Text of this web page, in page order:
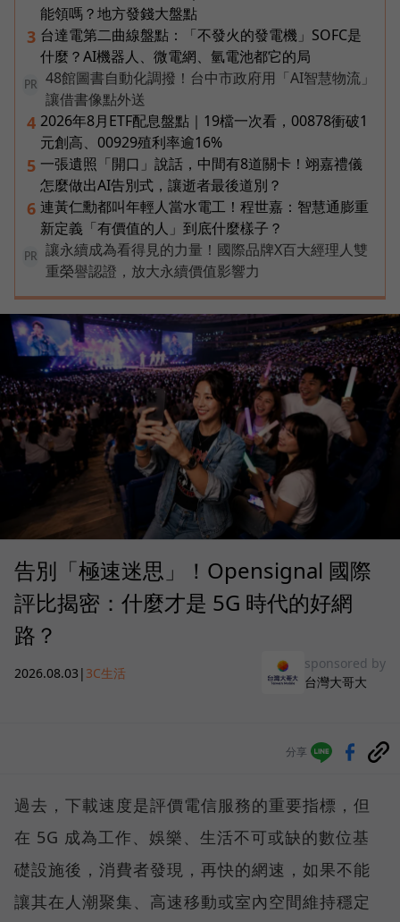
能領嗎？地方發錢大盤點
3 台達電第二曲線盤點：「不發火的發電機」SOFC是
什麼？AI機器人、微電網、氫電池都它的局
PR
48館圖書自動化調撥！台中市政府用「AI智慧物流」
讓借書像點外送
4 2026年8月ETF配息盤點｜19檔一次看，00878衝破1
元創高、00929殖利率逾16%
5 一張遺照「開口」說話，中間有8道關卡！翊嘉禮儀
怎麼做出AI告別式，讓逝者最後道別？
6 連黃仁勳都叫年輕人當水電工！程世嘉：智慧通膨重
新定義「有價值的人」到底什麼樣子？
PR
讓永續成為看得見的力量！國際品牌X百大經理人雙
重榮譽認證，放大永續價值影響力
告別「極速迷思」！Opensignal 國際
評比揭密：什麼才是 5G 時代的好網
路？
2026.08.03 | 3C生活
sponsored by
台灣大哥大
分享
過去，下載速度是評價電信服務的重要指標，但
在 5G 成為工作、娛樂、生活不可或缺的數位基
礎設施後，消費者發現，再快的網速，如果不能
讓其在人潮聚集、高速移動或室內空間維持穩定